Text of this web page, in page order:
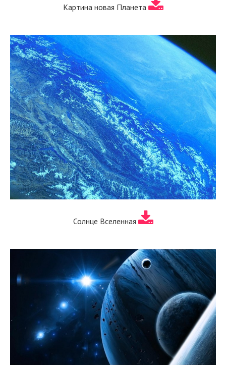
Картина новая Планета
Солнце Вселенная